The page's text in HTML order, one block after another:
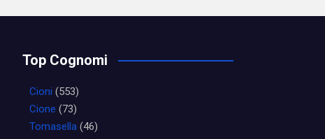
Top Cognomi
Cioni (553)
Cione (73)
Tomasella (46)